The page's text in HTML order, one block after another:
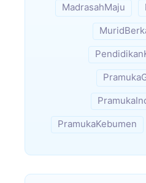
MadrasahMaju
PramukaKebumen